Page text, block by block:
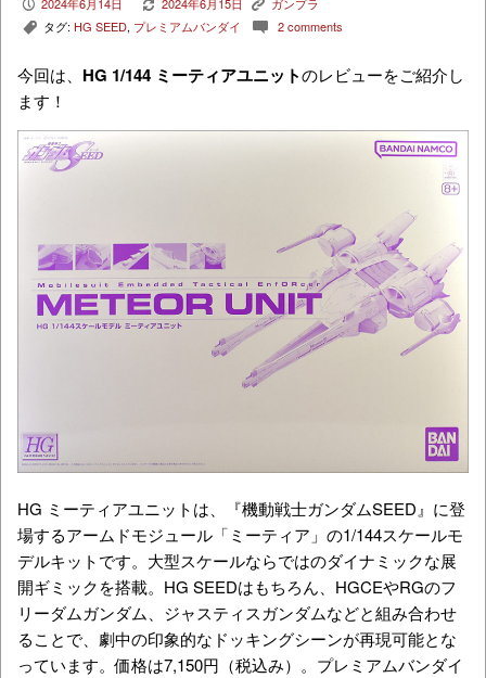
P 2024年6月14日 V 2024年6月15日 K ガンプラ
, タグ: HG SEED, プレミアムバンダイ c 2 comments
今回は、 HG 1/144 ミーティアユニットのレビューをご紹介し
ます！
HG ミーティアユニットは、『機動戦士ガンダムSEED』に登
場するアームドモジュール「ミーティア」の1/144スケールモ
デルキットです。大型スケールならではのダイナミックな展
開ギミックを搭載。HG SEEDはもちろん、HGCEやRGのフ
リーダムガンダム、ジャスティスガンダムなどと組み合わせ
ることで、劇中の印象的なドッキングシーンが再現可能とな
っています。価格は7,150円（税込み）。プレミアムバンダイ